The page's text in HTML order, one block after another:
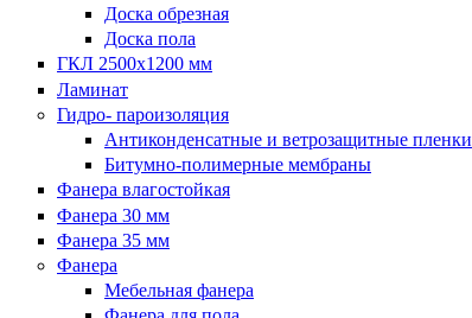
Доска обрезная
Доска пола
ГКЛ 2500х1200 мм
Ламинат
Гидро- пароизоляция
Антиконденсатные и ветрозащитные пленки
Битумно-полимерные мембраны
Фанера влагостойкая
Фанера 30 мм
Фанера 35 мм
Фанера
Мебельная фанера